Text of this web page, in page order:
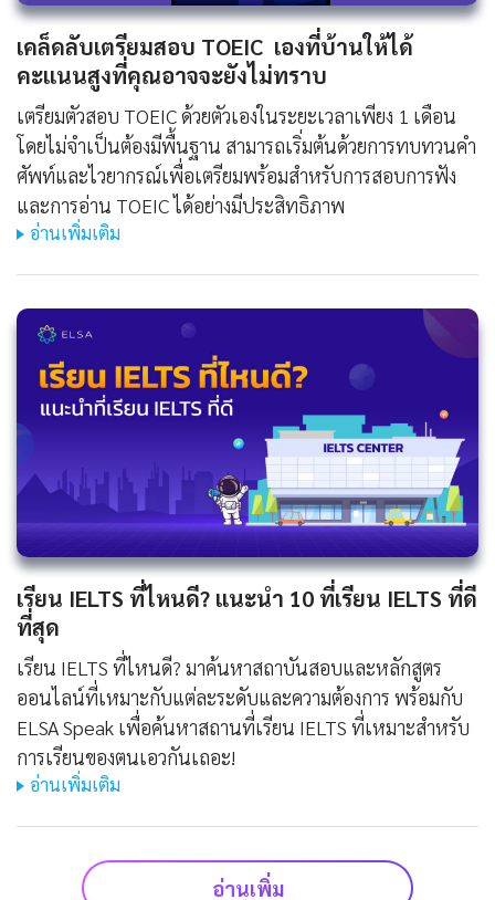
เคล็ดลับเตรียมสอบ TOEIC เองที่บ้านให้ได้
คะแนนสูงที่คุณอาจจะยังไม่ทราบ
เตรียมตัวสอบ TOEIC ด้วยตัวเองในระยะเวลาเพียง 1 เดือน
โดยไม่จำเป็นต้องมีพื้นฐาน สามารถเริ่มต้นด้วยการทบทวนคำ
ศัพท์และไวยากรณ์เพื่อเตรียมพร้อมสำหรับการสอบการฟัง
และการอ่าน TOEIC ได้อย่างมีประสิทธิภาพ
อ่านเพิ่มเติม
เรียน IELTS ที่ไหนดี? แนะนำ 10 ที่เรียน IELTS ที่ดี
ที่สุด
เรียน IELTS ที่ไหนดี? มาค้นหาสถาบันสอบและหลักสูตร
ออนไลน์ที่เหมาะกับแต่ละระดับและความต้องการ พร้อมกับ
ELSA Speak เพื่อค้นหาสถานที่เรียน IELTS ที่เหมาะสำหรับ
การเรียนของตนเอวกันเถอะ!
อ่านเพิ่มเติม
อ่านเพิ่ม